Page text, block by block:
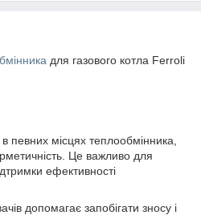
для газового котла Ferroli
певних місцях теплообмінника,
Це важливо для
ефективності
допомагає запобігати зносу і